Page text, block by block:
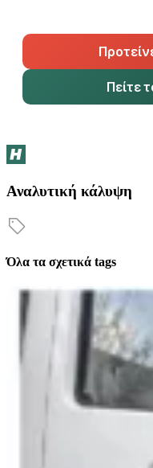
Πείτε
Αναλυτική κάλυψη
Όλα τα σχετικά tags